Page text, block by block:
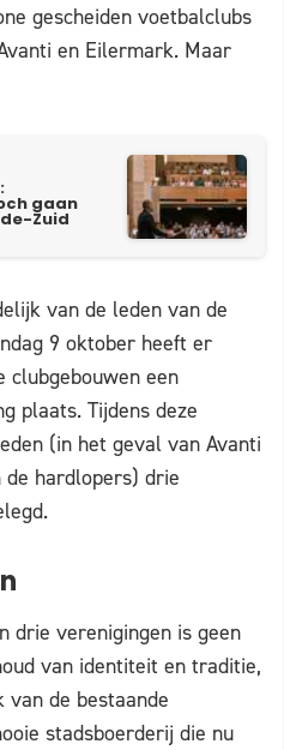
gescheiden voetbalclubs
en Eilermark. Maar
gaan
Zuid
van de leden van de
9 oktober heeft er
clubgebouwen een
plaats. Tijdens deze
(in het geval van Avanti
hardlopers) drie
drie verenigingen is geen
van identiteit en traditie,
de bestaande
stadsboerderij die nu